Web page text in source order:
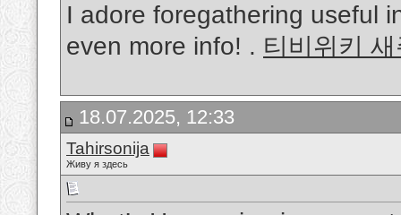
I adore foregathering useful
even more info! . 티비위키
18.07.2025, 12:33
Tahirsonija
Живу я здесь